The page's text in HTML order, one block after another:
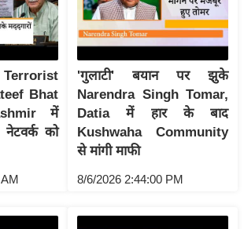
Bhat
में
को
'गुलाटी' बयान पर झुके
Narendra Singh Tomar,
Datia में हार के बाद
Kushwaha Community
से मांगी माफी
8/6/2026 2:44:00 PM